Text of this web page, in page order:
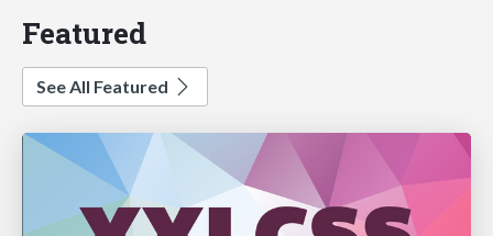
Featured
See All Featured